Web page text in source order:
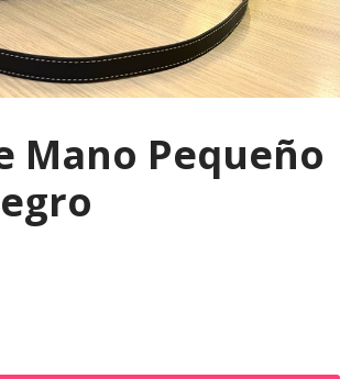
Mano Pequeño